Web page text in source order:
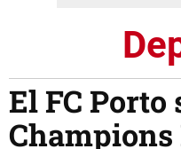
El FC
Champions